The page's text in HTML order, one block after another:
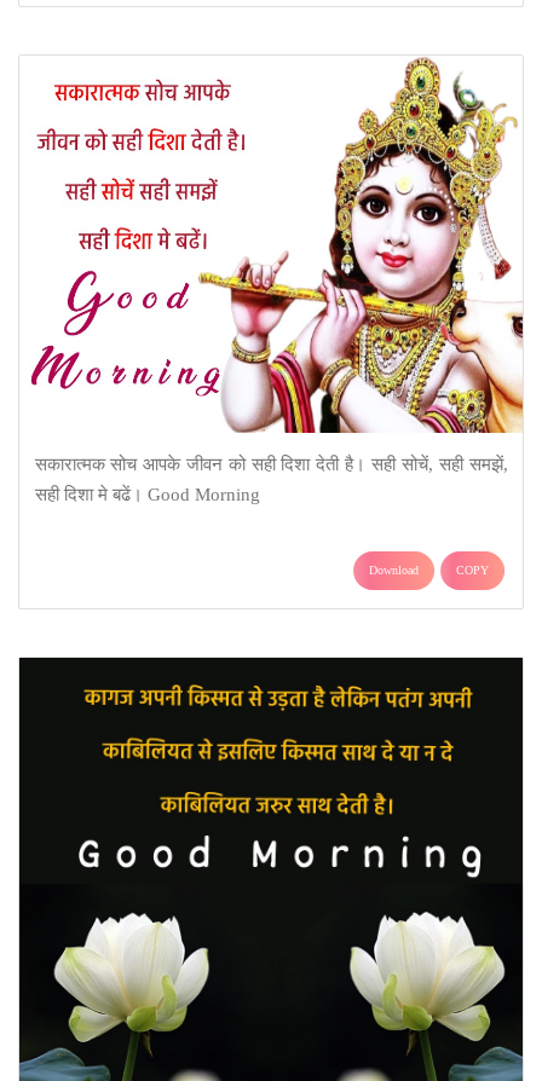
सकारात्मक सोच आपके जीवन को सही दिशा देती है। सही सोचें, सही समझें,
सही दिशा मे बढें। Good Morning
Download COPY